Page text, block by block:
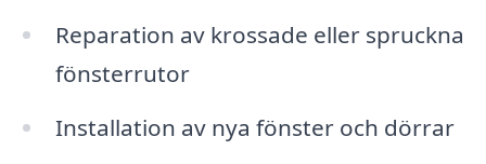
Reparation av krossade eller spruckna
fönsterrutor
Installation av nya fönster och dörrar